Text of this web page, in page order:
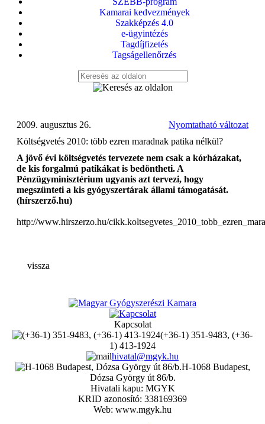
Kamarai kedvezmények
Szakképzés 4.0
e-ügyintézés
Tagdíjfizetés
Tagságellenőrzés
Nyomtatható változat
2009. augusztus 26.
Költségvetés 2010: több ezren maradnak patika nélkül?
A jövő évi költségvetés tervezete nem csak a kórházakat,
de kis forgalmú patikákat is bedöntheti. A
Pénzügyminisztérium ugyanis azt tervezi, hogy
megszünteti a kis gyógyszertárak állami támogatását.
(hírszerző.hu)
http://www.hirszerzo.hu/
vissza
Kapcsolat
(+36-1) 351-9483, (+36-
1) 413-1924
hivatal@mgyk.hu
H-1068 Budapest,
Dózsa György út 86/b.
Hivatali kapu: MGYK
KRID azonosító: 338169369
Web: www.mgyk.hu